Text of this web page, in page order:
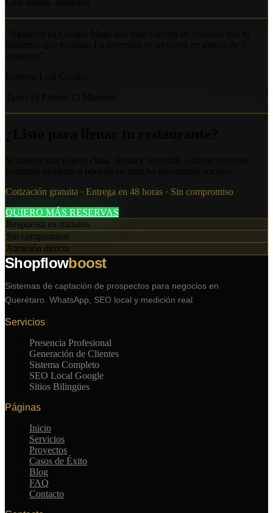
Cotización gratuita · Entrega en 48 horas · Sin compromiso
QUIERO MÁS RESERVAS
Respuesta en minutos
Sin compromiso
Atención directa
Shopflowboost
Sistemas de captación de prospectos para negocios en
Querétaro. WhatsApp, SEO local y medición real.
Servicios
Presencia Profesional
Generación de Clientes
Sistema Completo
SEO Local Google
Sitios Bilingües
Páginas
Inicio
Servicios
Proyectos
Casos de Éxito
Blog
FAQ
Contacto